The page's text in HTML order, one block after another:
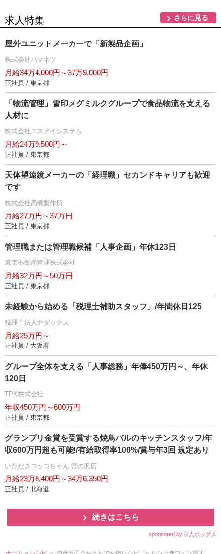
求人特集 さらに見る
屋外ユニットメーカーで「新製品企画」
株式会社ハマネツ
月給34万4,000円～37万9,000円
正社員 / 東京都
「物流管理」雪印メグミルクグループで食品物流を支える
人材に
株式会社エスアイシステム
月給24万9,500円～
正社員 / 東京都
天体望遠鏡メーカーの「経理職」セカンドキャリアも歓迎
です
株式会社高橋製作所
月給27万円～37万円
正社員 / 東京都
管理職または管理職候補「人事企画」年休123日
東京不動産管理株式会社
月給32万円～50万円
正社員 / 東京都
未経験から始める「税理士補助スタッフ」/年間休日125
税理士法人ナダックス
月給25万円～
正社員 / 大阪府
グループ全体を支える「人事総務」年俸450万円～、年休
120日
TPK株式会社
年収450万円～600万円
正社員 / 東京都
グランプリ金賞を受賞する焼鳥バルのキッチンスタッフ/年
収600万円超も可能!/有給取得率100%/賞与年3回 規定あり
いただきコッコちゃん 宮の沢店
月給23万8,400円～34万6,350円
正社員 / 北海道
続きはこちら
sponsored by 求人ボックス